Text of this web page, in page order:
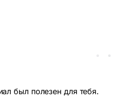
был полезен для тебя.